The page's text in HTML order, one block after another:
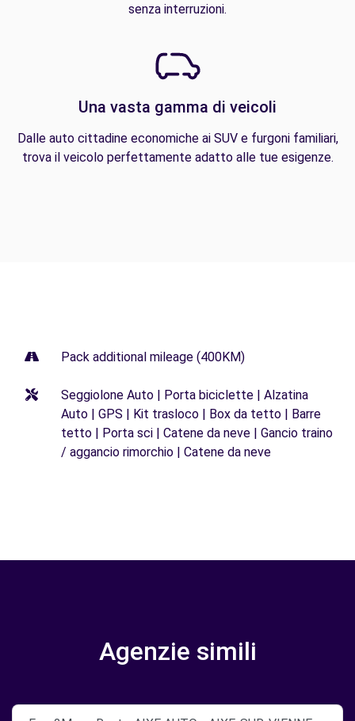
senza interruzioni.
Una vasta gamma di veicoli
Dalle auto cittadine economiche ai SUV e furgoni familiari,
trova il veicolo perfettamente adatto alle tue esigenze.
Pack additional mileage (400KM)
Seggiolone Auto | Porta biciclette | Alzatina
Auto | GPS | Kit trasloco | Box da tetto | Barre
tetto | Porta sci | Catene da neve | Gancio traino
/ aggancio rimorchio | Catene da neve
Agenzie simili